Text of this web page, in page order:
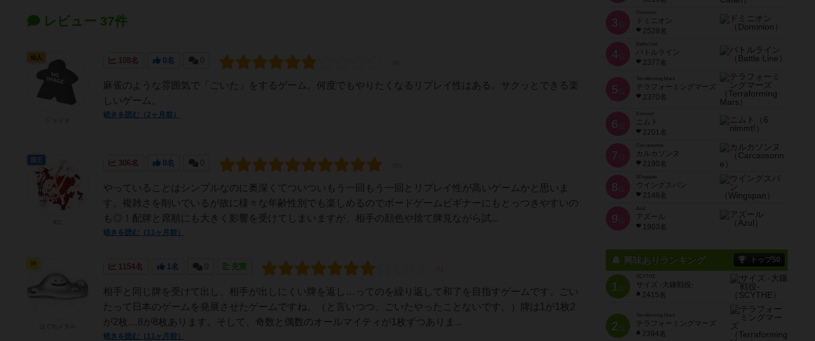
レビュー 37件
108名 0名 0
麻雀のような雰囲気で「ごいた」をするゲーム。何度でもやりたくなるリプレイ性はある。サクッとできる楽
しいゲーム。
続きを読む（2ヶ月前）
仙人
306名 0名 0
やっていることはシンプルなのに奥深くてついついもう一回もう一回とリプレイ性が高いゲームかと思いま
す。複雑さを削いでいるが故に様々な年齢性別でも楽しめるのでボードゲームビギナーにもとっつきやすいの
も◎！配牌と席順にも大きく影響を受けてしまいますが、相手の顔色や捨て牌見ながら試...
続きを読む（11ヶ月前）
国王
1154名 1名 0 充実
相手と同じ牌を受けて出し、相手が出しにくい牌を返し…ってのを繰り返して和了を目指すゲームです。ごい
たって日本のゲームを発展させたゲームですね。（と言いつつ、ごいたやったことないです。）牌は1が1枚2
が2枚…8が8枚あります。そして、奇数と偶数のオールマイティが1枚ずつありま...
続きを読む（11ヶ月前）
3 位
ドミニオン
2528名
4位
Battle Line
バトルライン
2377名
5 位
Terraforming Mars
テラフォーミングマーズ
2370名
6 位
ニムト
2201名
7 位
Carcassonne
カルカソンヌ
2190名
8 位
Wingspan
ウイングスパン
2149名
9 位
Azul
アズール
1903名
興味ありランキング トップ50
1位
SCYTHE
サイズ -大鎌戦役-
2415名
2位
Terraforming Mars
テラフォーミングマーズ
2394名